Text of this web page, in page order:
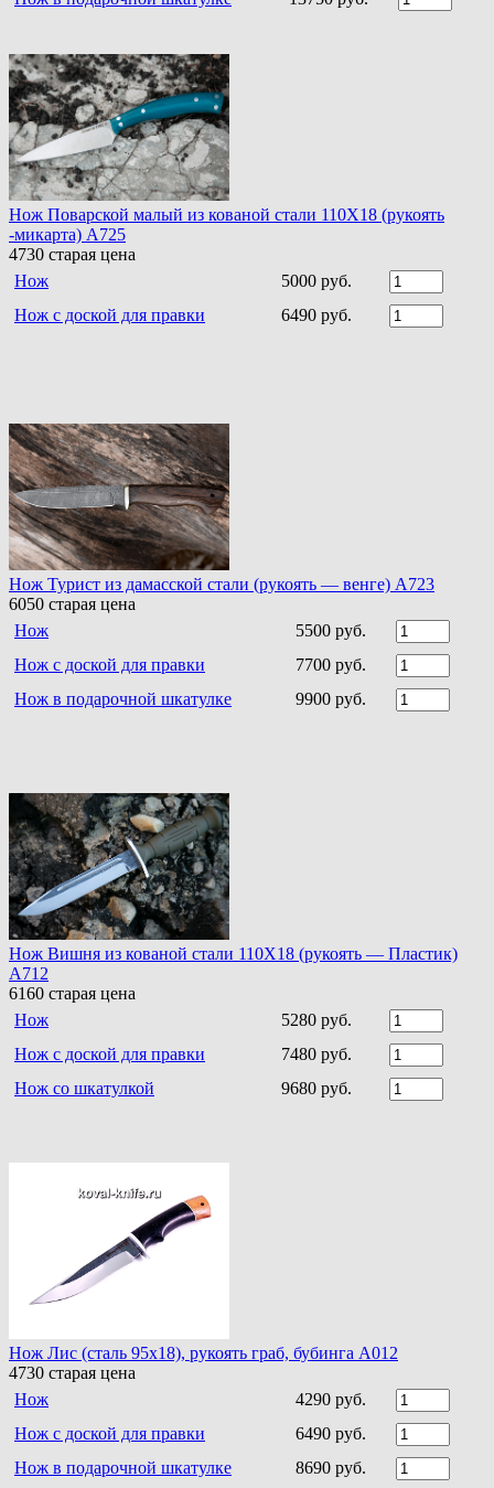
Нож Поварской малый из кованой стали 110Х18 (рукоять
-микарта) A725
4730 старая цена
Нож
5000 руб.
Нож с доской для правки
6490 руб.
Нож Турист из дамасской стали (рукоять — венге) A723
6050 старая цена
Нож
5500 руб.
Нож с доской для правки
7700 руб.
Нож в подарочной шкатулке
9900 руб.
Нож Вишня из кованой стали 110Х18 (рукоять — Пластик)
A712
6160 старая цена
Нож
5280 руб.
Нож с доской для правки
7480 руб.
Нож со шкатулкой
9680 руб.
Нож Лис (сталь 95х18), рукоять граб, бубинга A012
4730 старая цена
Нож
4290 руб.
Нож с доской для правки
6490 руб.
Нож в подарочной шкатулке
8690 руб.